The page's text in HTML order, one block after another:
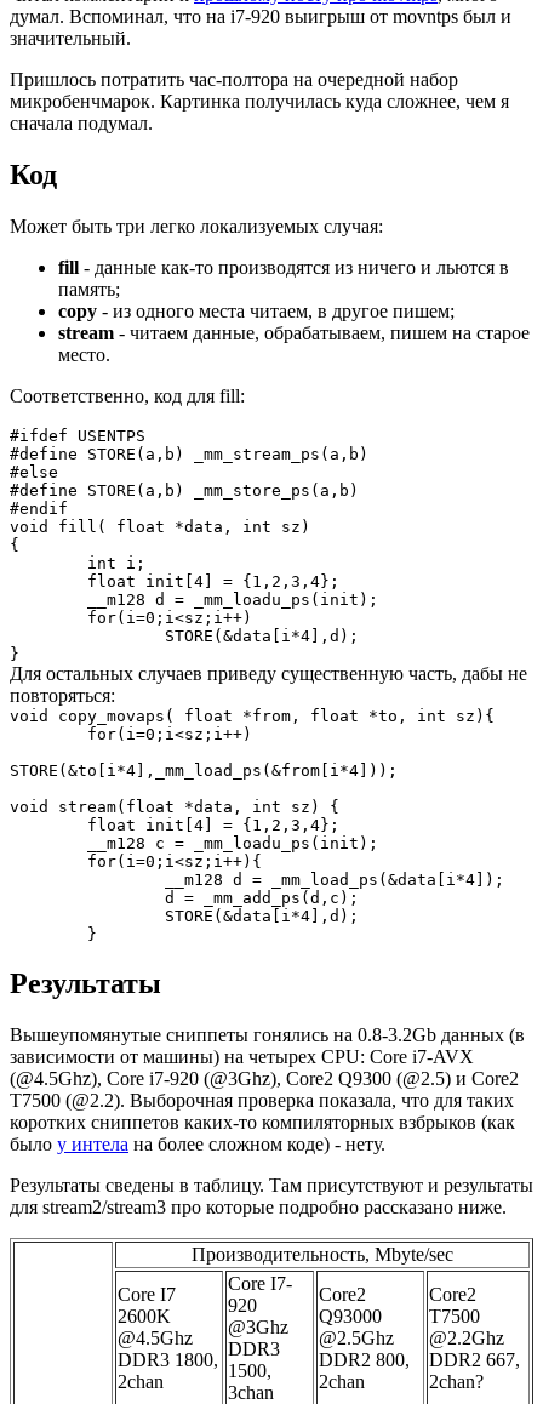
думал. Вспоминал, что на i7-920 выигрыш от movntps был и
значительный.
Пришлось потратить час-полтора на очередной набор
микробенчмарок. Картинка получилась куда сложнее, чем я
сначала подумал.
Код
Может быть три легко локализуемых случая:
fill - данные как-то производятся из ничего и льются в
память;
copy - из одного места читаем, в другое пишем;
stream - читаем данные, обрабатываем, пишем на старое
место.
Соответственно, код для fill:
#ifdef USENTPS
#define STORE(a,b) _mm_stream_ps(a,b)
#else
#define STORE(a,b) _mm_store_ps(a,b)
#endif
void fill( float *data, int sz)
{
int i;
float init[4] = {1,2,3,4};
__m128 d = _mm_loadu_ps(init);
for(i=0;i<sz;i++)
STORE(&data[i*4],d);
}
Для остальных случаев приведу cущественную часть, дабы не
повторяться:
void copy_movaps( float *from, float *to, int sz){
for(i=0;i<sz;i++)
STORE(&to[i*4],_mm_load_ps(&from[i*4]));
void stream(float *data, int sz) {
float init[4] = {1,2,3,4};
__m128 c = _mm_loadu_ps(init);
for(i=0;i<sz;i++){
__m128 d = _mm_load_ps(&data[i*4]);
d = _mm_add_ps(d,c);
STORE(&data[i*4],d);
}
Результаты
Вышеупомянутые сниппеты гонялись на 0.8-3.2Gb данных (в
зависимости от машины) на четырех CPU: Core i7-AVX
(@4.5Ghz), Core i7-920 (@3Ghz), Core2 Q9300 (@2.5) и Core2
T7500 (@2.2). Выборочная проверка показала, что для таких
коротких сниппетов каких-то компиляторных взбрыков (как
было у интела на более сложном коде) - нету.
Результаты сведены в таблицу. Там присутствуют и результаты
для stream2/stream3 про которые подробно рассказано ниже.
Производительность, Mbyte/sec
Core I7
2600K
@4.5Ghz
DDR3 1800,
2chan
Core I7-
920
@3Ghz
DDR3
1500,
3chan
Core2
Q93000
@2.5Ghz
DDR2 800,
2chan
Core2
T7500
@2.2Ghz
DDR2 667,
2chan?